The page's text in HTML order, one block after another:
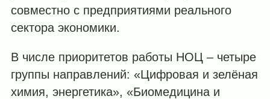
совместно с предприятиями реального
сектора экономики.
В числе приоритетов работы НОЦ – четыре
группы направлений: «Цифровая и зелёная
химия, энергетика», «Биомедицина и